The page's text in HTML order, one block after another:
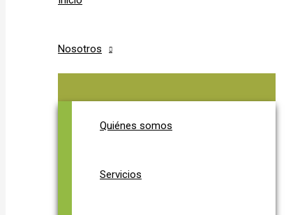
Nosotros
Quiénes somos
Servicios